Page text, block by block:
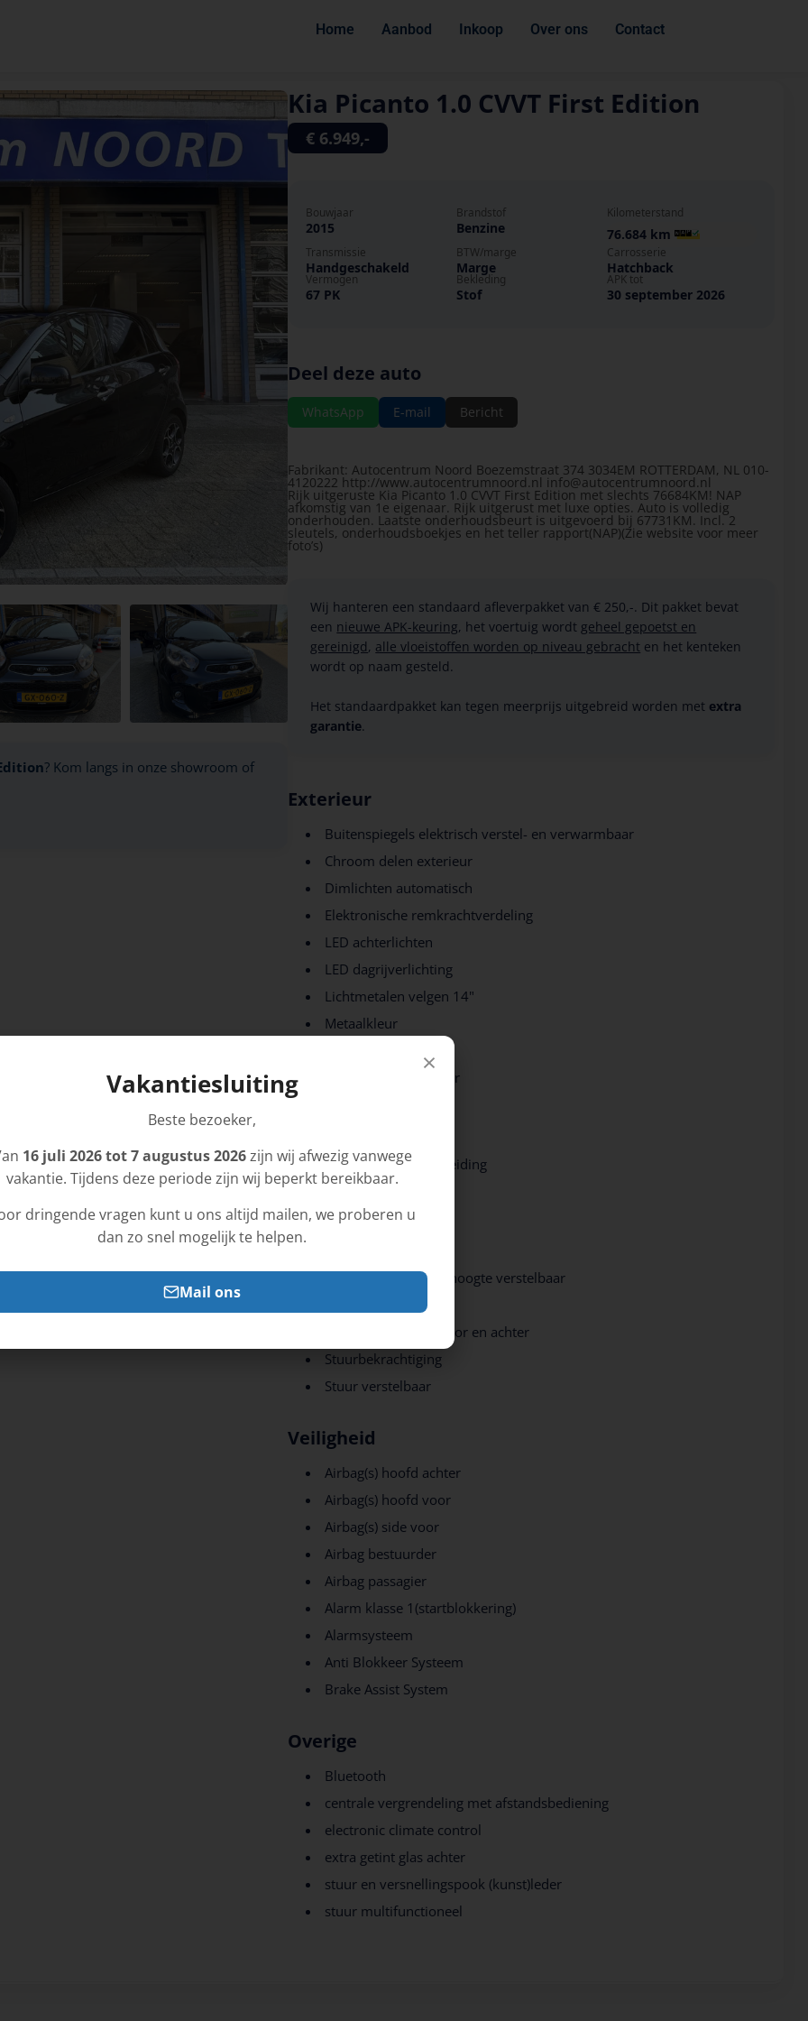
×
Vakantiesluiting
Beste bezoeker,
16 juli 2026 tot 7 augustus 2026zijn wij afwezig vanwege
vakantie. Tijdens deze periode zijn wij beperkt bereikbaar.
dringende vragen kunt u ons altijd mailen, we proberen u
dan zo snel mogelijk te helpen.
Mail ons
Home Aanbod Inkoop Over ons Contact
? Kom langs in onze showroom of
Kia Picanto 1.0 CVVT First Edition
€ 6.949,-
Bouwjaar
2015
Brandstof
Benzine
Kilometerstand
76.684 km
Transmissie
Handgeschakeld
BTW/marge
Marge
Carrosserie
Hatchback
Vermogen
67 PK
Bekleding
Stof
APK tot
30 september 2026
Deel deze auto
WhatsApp E-mail Bericht
Fabrikant: Autocentrum Noord Boezemstraat 374 3034EM ROTTERDAM, NL 010-
4120222 http://www.autocentrumnoord.nl info@autocentrumnoord.nl
Rijk uitgeruste Kia Picanto 1.0 CVVT First Edition met slechts 76684KM! NAP
afkomstig van 1e eigenaar. Rijk uitgerust met luxe opties. Auto is volledig
onderhouden. Laatste onderhoudsbeurt is uitgevoerd bij 67731KM. Incl. 2
sleutels, onderhoudsboekjes en het teller rapport(NAP)(Zie website voor meer
foto’s)
Wij hanteren een standaard afleverpakket van € 250,-. Dit pakket bevat
een nieuwe APK-keuring, het voertuig wordt geheel gepoetst en
gereinigd, alle vloeistoffen worden op niveau gebracht en het kenteken
wordt op naam gesteld.
Het standaardpakket kan tegen meerprijs uitgebreid worden met extra
garantie.
Exterieur
Buitenspiegels elektrisch verstel- en verwarmbaar
Chroom delen exterieur
Dimlichten automatisch
Elektronische remkrachtverdeling
LED achterlichten
LED dagrijverlichting
Lichtmetalen velgen 14"
Metaalkleur
Trekhaak afneembaar
Multimedia-voorbereiding
Interieur
Bestuurdersstoel in hoogte verstelbaar
Elektrische ramen voor en achter
Stuurbekrachtiging
Stuur verstelbaar
Veiligheid
Airbag(s) hoofd achter
Airbag(s) hoofd voor
Airbag(s) side voor
Airbag bestuurder
Airbag passagier
Alarm klasse 1(startblokkering)
Alarmsysteem
Anti Blokkeer Systeem
Brake Assist System
Overige
Bluetooth
centrale vergrendeling met afstandsbediening
electronic climate control
extra getint glas achter
stuur en versnellingspook (kunst)leder
stuur multifunctioneel